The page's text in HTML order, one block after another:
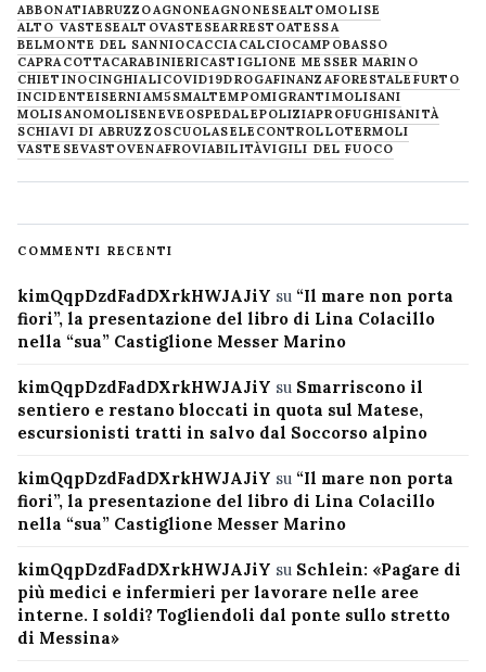
ABBONATIABRUZZOAGNONEAGNONESEALTOMOLISE
ALTO VASTESEALTOVASTESEARRESTOATESSA
BELMONTE DEL SANNIOCACCIACALCIOCAMPOBASSO
CAPRACOTTACARABINIERICASTIGLIONE MESSER MARINO
CHIETINOCINGHIALICOVID19DROGAFINANZAFORESTALE FURTO
INCIDENTEISERNIAM5SMALTEMPOMIGRANTIMOLISANI
MOLISANOMOLISENEVE OSPEDALEPOLIZIAPROFUGHISANITÀ
SCHIAVI DI ABRUZZOSCUOLASELECONTROLLOTERMOLI
VASTESEVASTOVENAFROVIABILITÀVIGILI DEL FUOCO
COMMENTI RECENTI
kimQqpDzdFadDXrkHWJAJiY su “Il mare non porta
fiori”, la presentazione del libro di Lina Colacillo
nella “sua” Castiglione Messer Marino
kimQqpDzdFadDXrkHWJAJiY su Smarriscono il
sentiero e restano bloccati in quota sul Matese,
escursionisti tratti in salvo dal Soccorso alpino
kimQqpDzdFadDXrkHWJAJiY su “Il mare non porta
fiori”, la presentazione del libro di Lina Colacillo
nella “sua” Castiglione Messer Marino
kimQqpDzdFadDXrkHWJAJiY su Schlein: «Pagare di
più medici e infermieri per lavorare nelle aree
interne. I soldi? Togliendoli dal ponte sullo stretto
di Messina»